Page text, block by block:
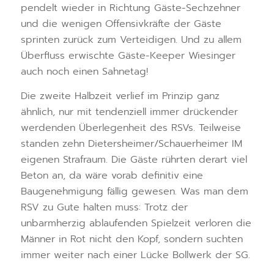
pendelt wieder in Richtung Gäste-Sechzehner
und die wenigen Offensivkräfte der Gäste
sprinten zurück zum Verteidigen. Und zu allem
Überfluss erwischte Gäste-Keeper Wiesinger
auch noch einen Sahnetag!
Die zweite Halbzeit verlief im Prinzip ganz
ähnlich, nur mit tendenziell immer drückender
werdenden Überlegenheit des RSVs. Teilweise
standen zehn Dietersheimer/Schauerheimer IM
eigenen Strafraum. Die Gäste rührten derart viel
Beton an, da wäre vorab definitiv eine
Baugenehmigung fällig gewesen. Was man dem
RSV zu Gute halten muss: Trotz der
unbarmherzig ablaufenden Spielzeit verloren die
Männer in Rot nicht den Kopf, sondern suchten
immer weiter nach einer Lücke Bollwerk der SG.